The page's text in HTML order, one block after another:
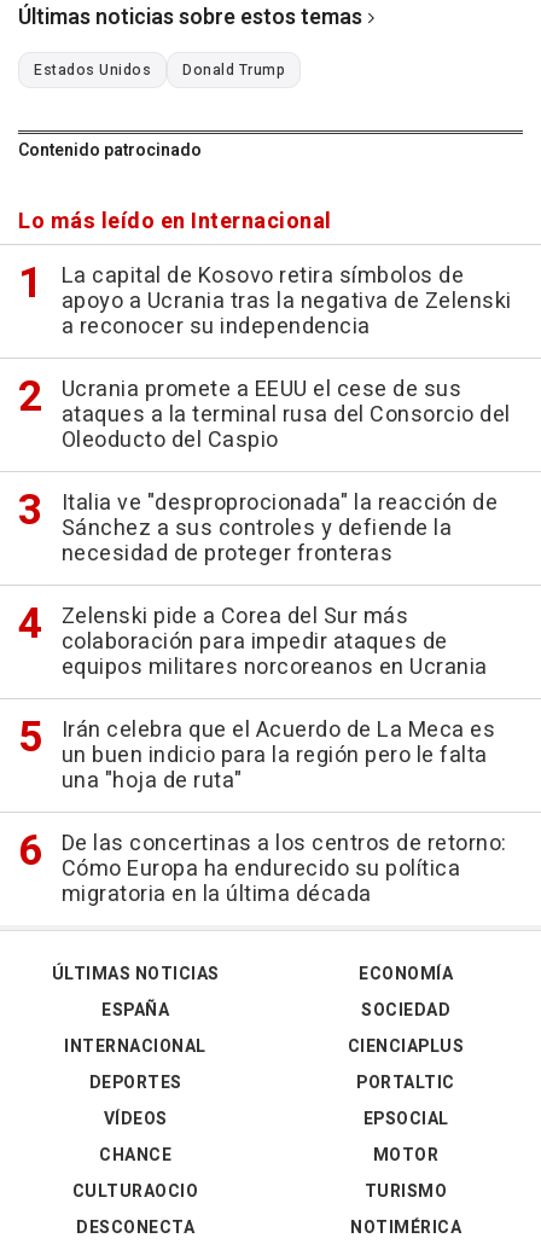
Últimas noticias sobre estos temas
Estados Unidos Donald Trump
Contenido patrocinado
Lo más leído en Internacional
La capital de Kosovo retira símbolos de
apoyo a Ucrania tras la negativa de Zelenski
a reconocer su independencia
Ucrania promete a EEUU el cese de sus
ataques a la terminal rusa del Consorcio del
Oleoducto del Caspio
Italia ve "desproprocionada" la reacción de
Sánchez a sus controles y defiende la
necesidad de proteger fronteras
Zelenski pide a Corea del Sur más
colaboración para impedir ataques de
equipos militares norcoreanos en Ucrania
Irán celebra que el Acuerdo de La Meca es
un buen indicio para la región pero le falta
una "hoja de ruta"
De las concertinas a los centros de retorno:
Cómo Europa ha endurecido su política
migratoria en la última década
ÚLTIMAS NOTICIAS
ESPAÑA
INTERNACIONAL
DEPORTES
VÍDEOS
ECONOMÍA
SOCIEDAD
CIENCIAPLUS
PORTALTIC
EPSOCIAL
CHANCE
CULTURAOCIO
DESCONECTA
MOTOR
TURISMO
NOTIMÉRICA